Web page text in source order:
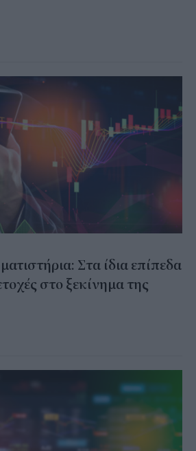
Στα ίδια επίπεδα
στο ξεκίνημα της